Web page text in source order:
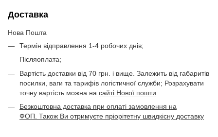
Доставка
Нова Пошта
Термін відправлення 1-4 робочих днів;
Післяоплата;
Вартість доставки від 70 грн. і вище. Залежить від габаритів
посилки, ваги та тарифів логістичної служби; Розрахувати
точну вартість можна на сайті Нової пошти
Безкоштовна доставка при оплаті замовлення на
ФОП. Також Ви отримуєте пріорітетну швидкісну доставку